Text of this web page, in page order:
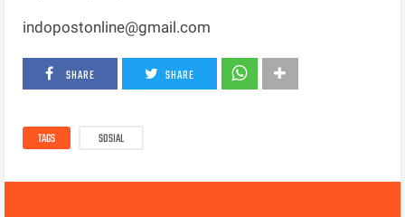
indopostonline@gmail.com
SHARE SHARE
TAGS SOSIAL